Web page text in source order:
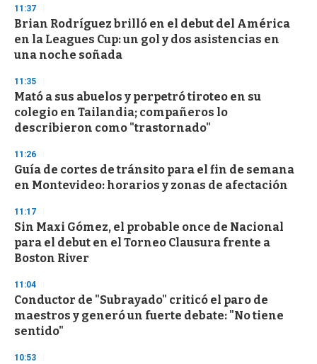
s
e
c
o
n
11:37
Brian Rodríguez brilló en el debut del América
en la Leagues Cup: un gol y dos asistencias en
una noche soñada
11:35
Mató a sus abuelos y perpetró tiroteo en su
colegio en Tailandia; compañeros lo
describieron como "trastornado"
11:26
Guía de cortes de tránsito para el fin de semana
en Montevideo: horarios y zonas de afectación
11:17
Sin Maxi Gómez, el probable once de Nacional
para el debut en el Torneo Clausura frente a
Boston River
11:04
Conductor de "Subrayado" criticó el paro de
maestros y generó un fuerte debate: "No tiene
sentido"
10:53